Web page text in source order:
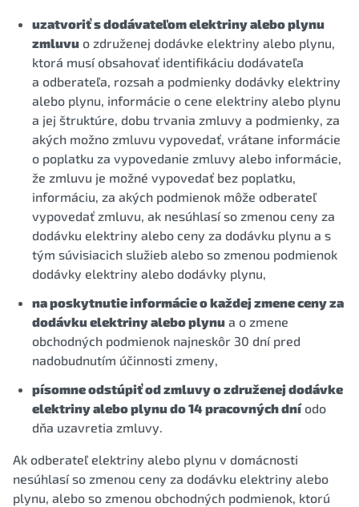
uzatvoriť s dodávateľom elektriny alebo plynu
zmluvu o združenej dodávke elektriny alebo plynu,
ktorá musí obsahovať identifikáciu dodávateľa
a odberateľa, rozsah a podmienky dodávky elektriny
alebo plynu, informácie o cene elektriny alebo plynu
a jej štruktúre, dobu trvania zmluvy a podmienky, za
akých možno zmluvu vypovedať, vrátane informácie
o poplatku za vypovedanie zmluvy alebo informácie,
že zmluvu je možné vypovedať bez poplatku,
informáciu, za akých podmienok môže odberateľ
vypovedať zmluvu, ak nesúhlasí so zmenou ceny za
dodávku elektriny alebo ceny za dodávku plynu a s
tým súvisiacich služieb alebo so zmenou podmienok
dodávky elektriny alebo dodávky plynu,
na poskytnutie informácie o každej zmene ceny za
dodávku elektriny alebo plynu a o zmene
obchodných podmienok najneskôr 30 dní pred
nadobudnutím účinnosti zmeny,
písomne odstúpiť od zmluvy o združenej dodávke
elektriny alebo plynu do 14 pracovných dníodo
dňa uzavretia zmluvy.
Ak odberateľ elektriny alebo plynu v domácnosti
nesúhlasí so zmenou ceny za dodávku elektriny alebo
plynu, alebo so zmenou obchodných podmienok, ktorú